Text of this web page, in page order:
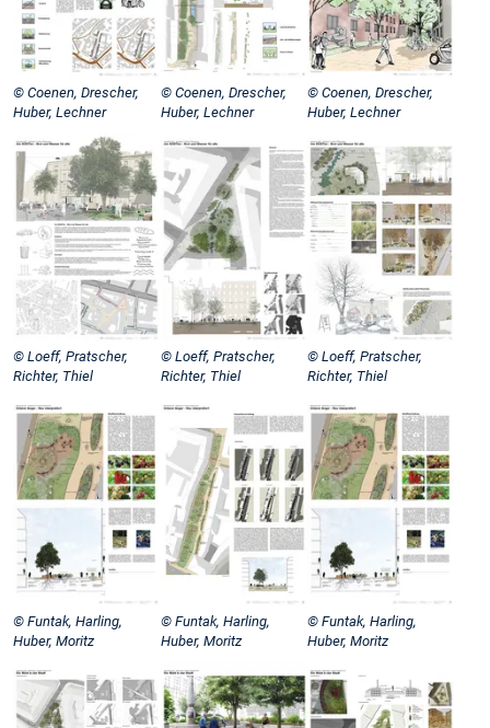
© Coenen, Drescher,
Huber, Lechner
© Coenen, Drescher,
Huber, Lechner
© Coenen, Drescher,
Huber, Lechner
© Loeff, Pratscher,
Richter, Thiel
© Loeff, Pratscher,
Richter, Thiel
© Loeff, Pratscher,
Richter, Thiel
© Funtak, Harling,
Huber, Moritz
© Funtak, Harling,
Huber, Moritz
© Funtak, Harling,
Huber, Moritz